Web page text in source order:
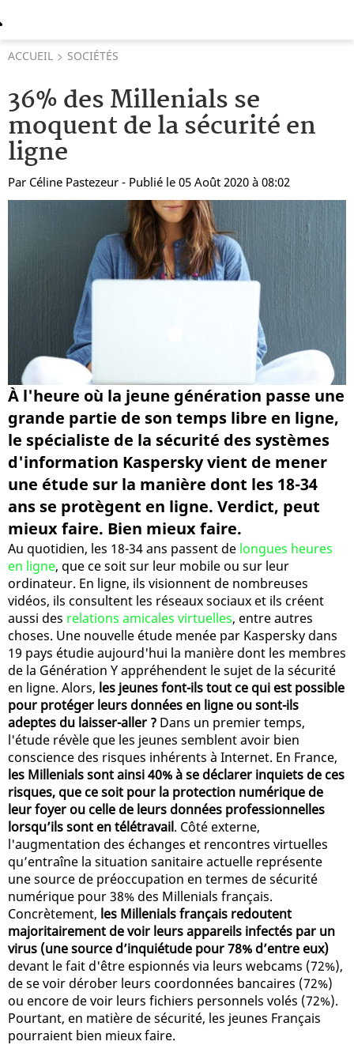
ACCUEIL SOCIÉTÉS
36% des Millenials se
moquent de la sécurité en
ligne
Par Céline Pastezeur - Publié le 05 Août 2020 à 08:02
À l'heure où la jeune génération passe une
grande partie de son temps libre en ligne,
le spécialiste de la sécurité des systèmes
d'information Kaspersky vient de mener
une étude sur la manière dont les 18-34
ans se protègent en ligne. Verdict, peut
mieux faire. Bien mieux faire.
Au quotidien, les 18-34 ans passent de longues heures
en ligne, que ce soit sur leur mobile ou sur leur
ordinateur. En ligne, ils visionnent de nombreuses
vidéos, ils consultent les réseaux sociaux et ils créent
aussi des relations amicales virtuelles, entre autres
choses. Une nouvelle étude menée par Kaspersky dans
19 pays étudie aujourd'hui la manière dont les membres
de la Génération Y appréhendent le sujet de la sécurité
en ligne. Alors, les jeunes font-ils tout ce qui est possible
pour protéger leurs données en ligne ou sont-ils
adeptes du laisser-aller ? Dans un premier temps,
l'étude révèle que les jeunes semblent avoir bien
conscience des risques inhérents à Internet. En France,
les Millenials sont ainsi 40% à se déclarer inquiets de ces
risques, que ce soit pour la protection numérique de
leur foyer ou celle de leurs données professionnelles
lorsqu’ils sont en télétravail. Côté externe,
l'augmentation des échanges et rencontres virtuelles
qu’entraîne la situation sanitaire actuelle représente
une source de préoccupation en termes de sécurité
numérique pour 38% des Millenials français.
Concrètement, les Millenials français redoutent
majoritairement de voir leurs appareils infectés par un
virus (une source d’inquiétude pour 78% d’entre eux)
devant le fait d'être espionnés via leurs webcams (72%),
de se voir dérober leurs coordonnées bancaires (72%)
ou encore de voir leurs fichiers personnels volés (72%).
Pourtant, en matière de sécurité, les jeunes Français
pourraient bien mieux faire.